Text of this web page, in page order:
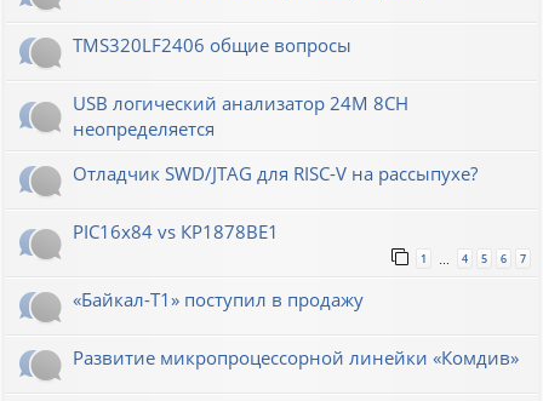
TMS320LF2406 общие вопросы
USB логический анализатор 24M 8CH
неопределяется
Отладчик SWD/JTAG для RISC-V на рассыпухе?
PIC16x84 vs КР1878ВЕ1
1 4 5 6 7
«Байкал-T1» поступил в продажу
Развитие микропроцессорной линейки «Комдив»